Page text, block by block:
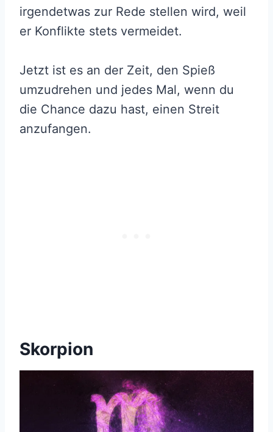
irgendetwas zur Rede stellen wird, weil
er Konflikte stets vermeidet.
Jetzt ist es an der Zeit, den Spieß
umzudrehen und jedes Mal, wenn du
die Chance dazu hast, einen Streit
anzufangen.
Skorpion